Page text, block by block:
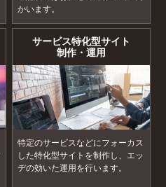
かいます。
サービス特化型サイト
制作・運用
特定のサービスなどにフォーカス
した特化型サイトを制作し、エッ
ヂの効いた運用を行います。